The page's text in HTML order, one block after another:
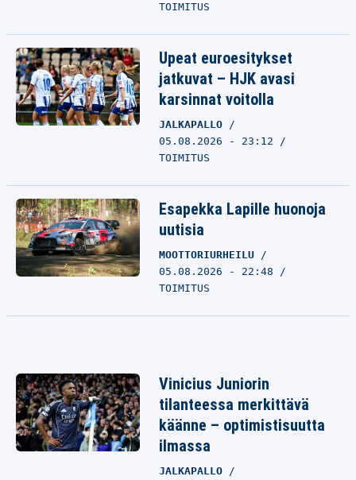
TOIMITUS
Upeat euroesitykset
jatkuvat – HJK avasi
karsinnat voitolla
JALKAPALLO
05.08.2026 - 23:12
TOIMITUS
Esapekka Lapille huonoja
uutisia
MOOTTORIURHEILU
05.08.2026 - 22:48
TOIMITUS
Vinicius Juniorin
tilanteessa merkittävä
käänne – optimistisuutta
ilmassa
JALKAPALLO